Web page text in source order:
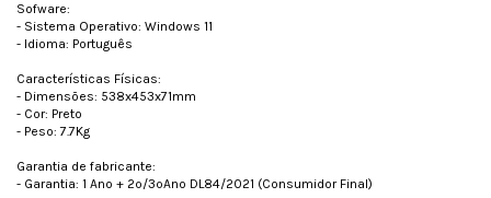
Sofware:
- Sistema Operativo: Windows 11
- Idioma: Português
Características Físicas:
- Dimensões: 538x453x71mm
- Cor: Preto
- Peso: 7.7Kg
Garantia de fabricante:
- Garantia: 1 Ano + 2º/3ºAno DL84/2021 (Consumidor Final)